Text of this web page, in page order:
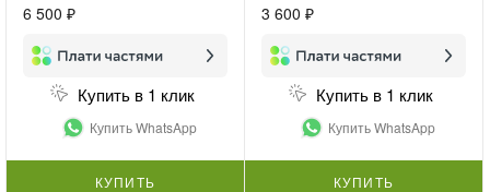
6 500 ₽
Купить в 1 клик
Купить WhatsApp
КУПИТЬ
3 600 ₽
Купить в 1 клик
Купить WhatsApp
КУПИТЬ